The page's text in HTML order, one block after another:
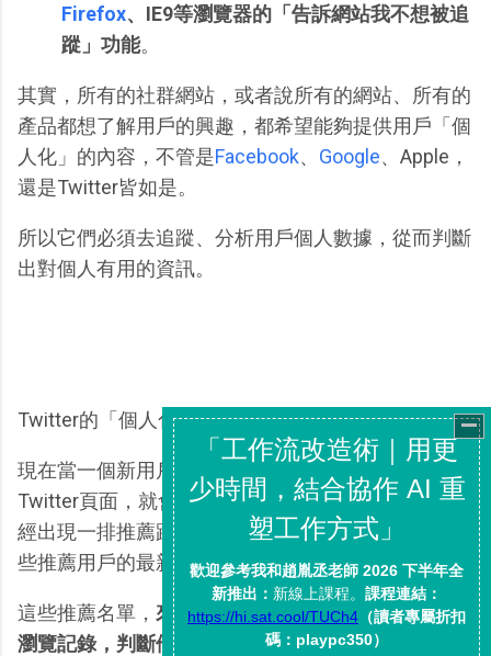
Firefox、IE9等瀏覽器的「告訴網站我不想被追
蹤」功能。
其實，所有的社群網站，或者說所有的網站、所有的
產品都想了解用戶的興趣，都希望能夠提供用戶「個
人化」的內容，不管是Facebook、 Google、Apple，
還是Twitter皆如是。
所以它們必須去追蹤、分析用戶個人數據，從而判斷
出對個人有用的資訊。
Twitter的「個人化」功能亦是如此。
現在當一個新用戶註冊Twitter時，他第一次進入
Twitter頁面，就會看到如本文開頭圖片那樣，左方已
經出現一排推薦跟隨的用戶名單，而右方則是來自這
些推薦用戶的最新訊息。
這些推薦名單， 來自於Twitter挖掘出新用戶之前的
瀏覽記錄，判斷他去過哪些網站 （利用那些被網站安